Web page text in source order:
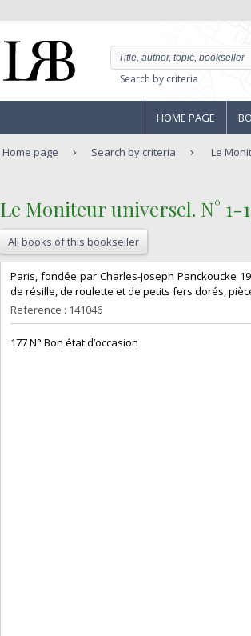
Search by criteria
HOME PAGE
Home page Search by criteria Le
‎Le Moniteur universel. N° 1-
All books of this bookseller
‎Paris, fondée par Charles-Joseph Panckoucke
de résille, de roulette et de petits fers dorés,
Reference : 141046
‎177 N° Bon état d’occasion ‎